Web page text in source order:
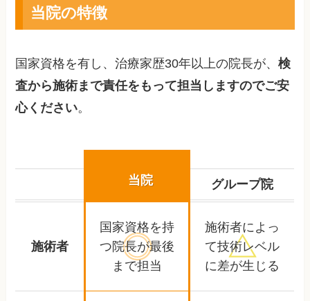
当院の特徴
国家資格を有し、治療家歴30年以上の院長が、検
査から施術まで責任をもって担当しますのでご安
心ください。
当院 グループ院
施術者
国家資格を持
つ院長が最後
まで担当
施術者によっ
て技術レベル
に差が生じる